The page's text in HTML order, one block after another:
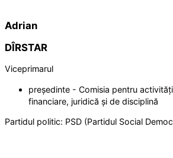
Adrian
DÎRSTAR
Viceprimarul
președinte - Comisia pentru
financiare, juridică și de disciplină
Partidul politic: PSD (Partidul Social